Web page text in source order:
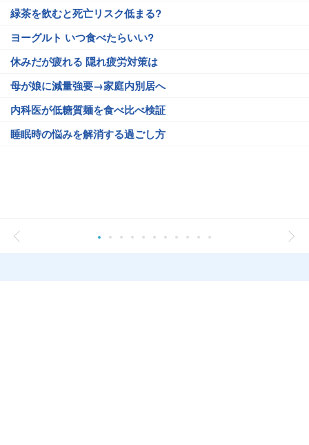
緑茶を飲むと死亡リスク低まる?
ヨーグルト いつ食べたらいい?
休みだが疲れる 隠れ疲労対策は
母が娘に減量強要→家庭内別居へ
内科医が低糖質麺を食べ比べ検証
睡眠時の悩みを解消する過ごし方